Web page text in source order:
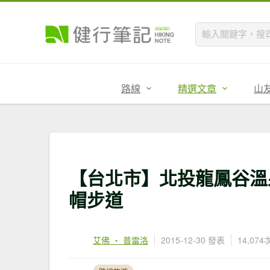
路線 精選文章 山
【台北市】北投龍鳳谷
帽步道
艾佛 ‧ 普雷洛 2015-12-30 發表 14,074